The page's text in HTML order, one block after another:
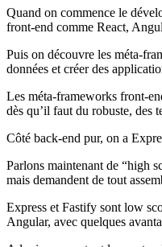
Quand on commence le
front‑end comme React,
Puis on découvre les
données et créer des
Les méta‑frameworks
dès qu’il faut du robuste, des
Côté back‑end pur, on a
Parlons maintenant de “high
mais demandent de tout
Express et Fastify sont low
Angular, avec quelques